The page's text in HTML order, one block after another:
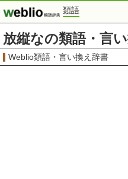
類語
放縦なの類語・言
Weblio類語・言い換え辞書